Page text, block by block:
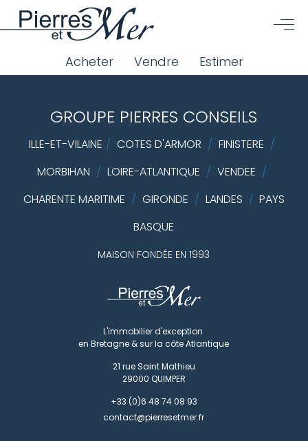
Acheter Vendre Estimer
GROUPE PIERRES CONSEILS
ILLE-ET-VILAINE / COTES D'ARMOR / FINISTERE /
MORBIHAN / LOIRE-ATLANTIQUE / VENDEE /
CHARENTE MARITIME / GIRONDE / LANDES / PAYS
BASQUE
MAISON FONDÉE EN 1993
L'immobilier d'exception
en Bretagne & sur la côte Atlantique
21 rue Saint Mathieu
29000 QUIMPER
+33 (0)6 48 74 08 93
contact@pierresetmer.fr